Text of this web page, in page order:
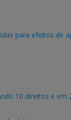
para efeitos de
10 direitos e